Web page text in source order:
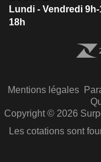
Lundi - Vendredi
18h
Mentions légales
Copyright © 2026
Les cotations sont